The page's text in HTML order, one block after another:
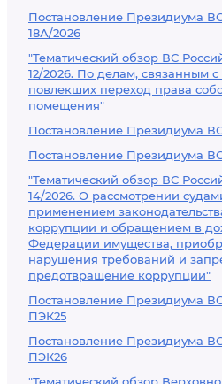
Постановление Президиума
18А/2026
"Тематический обзор ВС
12/2026. По делам, связанным
повлекших переход права
помещения"
Постановление Президиума
Постановление Президиума
"Тематический обзор ВС
14/2026. О рассмотрении
применением
коррупции и обращением в
Федерации имущества,
нарушения требований и
предотвращение коррупции"
Постановление Президиума
ПЭК25
Постановление Президиума
ПЭК26